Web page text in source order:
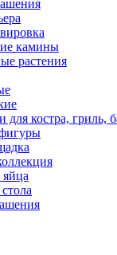
камины
растения
для костра, гриль,